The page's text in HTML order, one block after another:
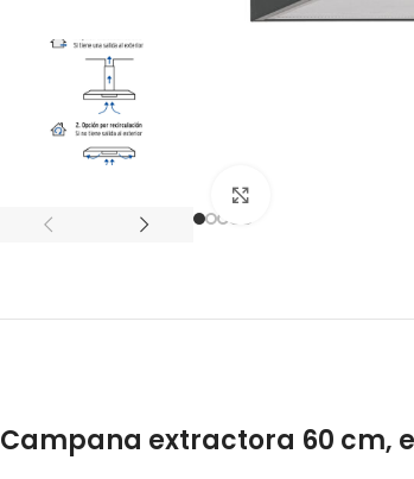
Campana extractora 60 cm,